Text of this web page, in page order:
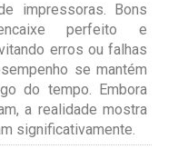
impressoras. Bons
perfeito e
erros ou falhas
se mantém
do tempo. Embora
a realidade mostra
significativamente.